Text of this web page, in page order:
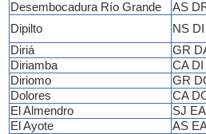
Desembocadura Río Grande
AS
Dipilto
NS DI
Diriá
GR
Diriamba
CA DI
Diriomo
GR
Dolores
CA
El Almendro
SJ EA
El Ayote
AS